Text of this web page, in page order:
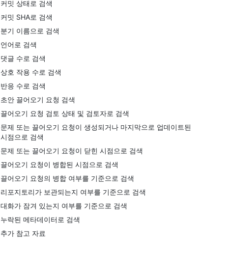
커밋 상태로 검색
커밋 SHA로 검색
분기 이름으로 검색
언어로 검색
댓글 수로 검색
상호 작용 수로 검색
반응 수로 검색
초안 끌어오기 요청 검색
끌어오기 요청 검토 상태 및 검토자로 검색
문제 또는 끌어오기 요청이 생성되거나 마지막으로 업데이트된
시점으로 검색
문제 또는 끌어오기 요청이 닫힌 시점으로 검색
끌어오기 요청이 병합된 시점으로 검색
끌어오기 요청의 병합 여부를 기준으로 검색
리포지토리가 보관되는지 여부를 기준으로 검색
대화가 잠겨 있는지 여부를 기준으로 검색
누락된 메타데이터로 검색
추가 참고 자료